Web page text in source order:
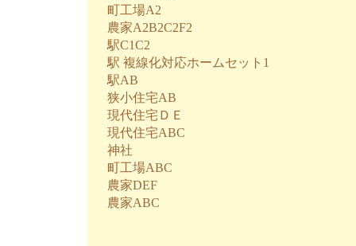
町工場A2
農家A2B2C2F2
駅C1C2
駅 複線化対応ホームセット1
駅AB
狭小住宅AB
現代住宅ＤＥ
現代住宅ABC
神社
町工場ABC
農家DEF
農家ABC